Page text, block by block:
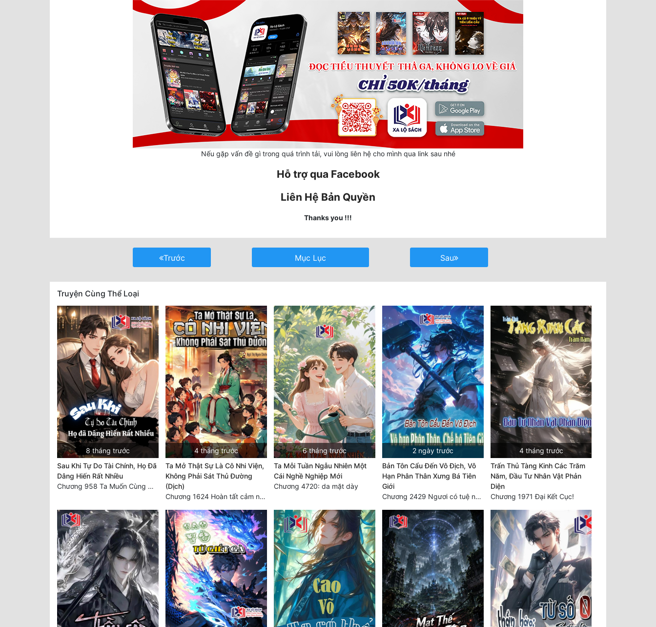
Nếu gặp vấn đề gì trong quá trình tải, vui lòng liên hệ cho mình qua link sau nhé
Hỗ trợ qua Facebook
Liên Hệ Bản Quyền
Thanks you !!!
Trước Mục Lục Sau
Truyện Cùng Thể Loại
8 tháng trước
Sau Khi Tự Do Tài Chính, Họ Đã
Dâng Hiến Rất Nhiều
Chương 958 Ta Muốn Cùng Các Cô Vĩnh Viễn Ở Bên Nhau (2) Hết
4 tháng trước
Ta Mở Thật Sự Là Cô Nhi Viện,
Không Phải Sát Thủ Đường
(Dịch)
Chương 1624 Hoàn tất cảm nghĩ (2)
6 tháng trước
Ta Mỗi Tuần Ngẫu Nhiên Một
Cái Nghề Nghiệp Mới
Chương 4720: da mặt dày
2 ngày trước
Bản Tôn Cẩu Đến Vô Địch, Vô
Hạn Phân Thân Xưng Bá Tiên
Giới
Chương 2429 Ngươi có tuệ nhãn? Ta có...
4 tháng trước
Trấn Thủ Tàng Kinh Các Trăm
Năm, Đầu Tư Nhân Vật Phản
Diện
Chương 1971 Đại Kết Cục!